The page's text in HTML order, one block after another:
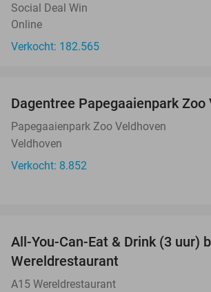
Social Deal Win
Online
Verkocht: 182.565
Dagentree Papegaaienpark Zoo
Papegaaienpark Zoo Veldhoven
Veldhoven
Verkocht: 8.852
All-You-Can-Eat & Drink (3 uur)
Wereldrestaurant
A15 Wereldrestaurant